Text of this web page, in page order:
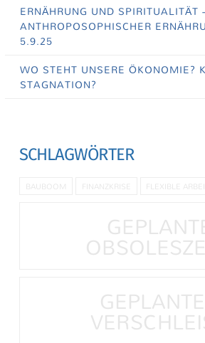
ERNÄHRUNG UND SPIRITUALITÄT
ANTHROPOSOPHISCHER
5.9.25
WO STEHT UNSERE ÖKONOMIE?
STAGNATION?
SCHLAGWÖRTER
BAUBOOM FINANZKRISE FLEXIBLE